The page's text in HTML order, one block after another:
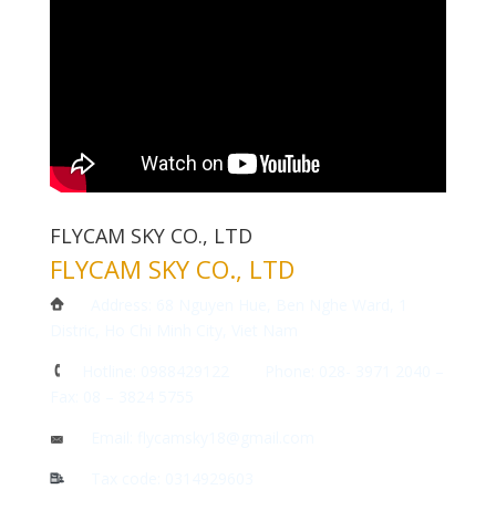
FLYCAM SKY CO., LTD
FLYCAM SKY CO., LTD
Address: 68 Nguyen Hue, Ben Nghe Ward, 1
Tax code: 0314929603